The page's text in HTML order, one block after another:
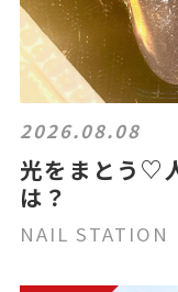
2026.08.08
光をまとう♡
は？
NAIL STATION